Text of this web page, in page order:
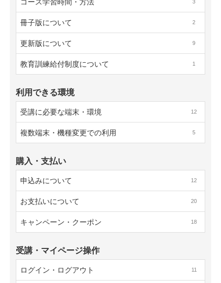
コース学習時間・方法 3
冊子版について 2
更新版について 9
教育訓練給付制度について 1
利用できる環境
受講に必要な端末・環境 12
複数端末・機種変更での利用 5
購入・支払い
申込みについて 12
お支払いについて 20
キャンペーン・クーポン 18
受講・マイページ操作
ログイン・ログアウト 11